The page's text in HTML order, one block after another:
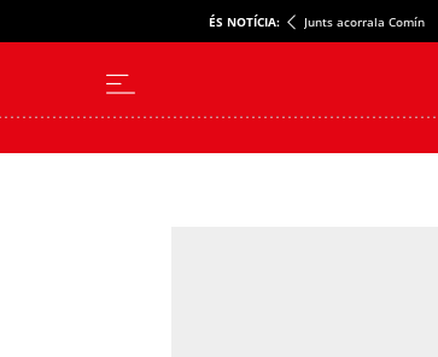
ÉS NOTÍCIA: Junts acorrala Comín